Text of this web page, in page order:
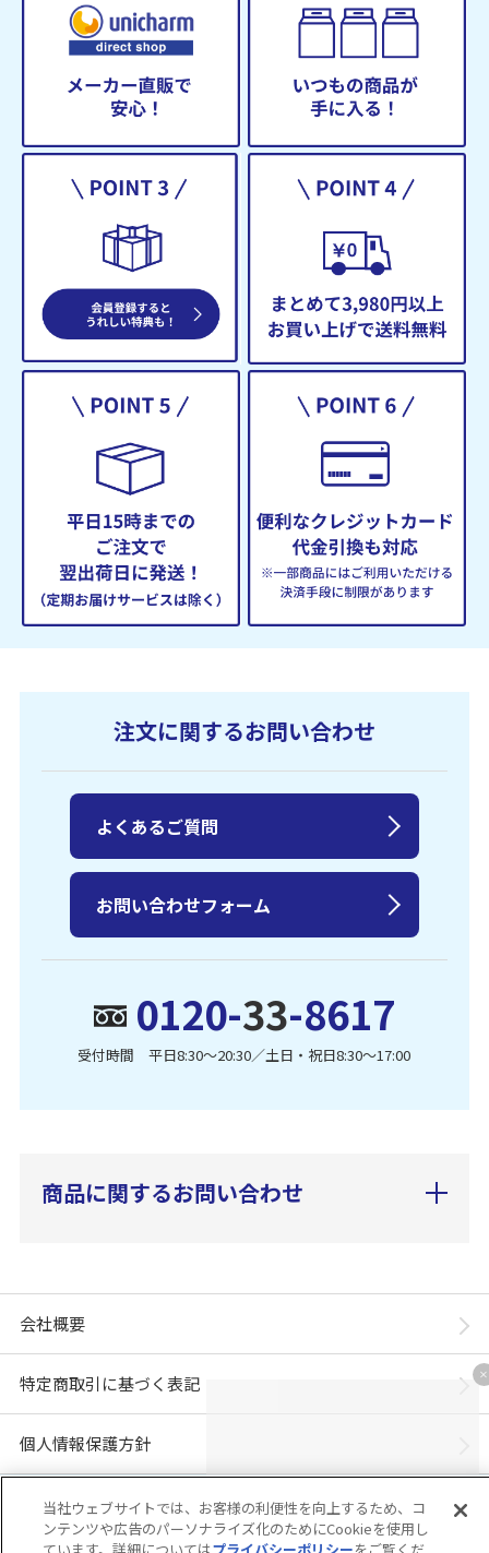
注文に関するお問い合わせ
0120-33-8617
受付時間 平日8:30〜20:30／土日・祝日8:30〜17:00
よくあるご質問
お問い合わせフォーム
商品に関するお問い合わせ
会社概要
特定商取引に基づく表記
個人情報保護方針
「ユニ・チャーム ダイレクトショップ」は、ユニ・チャーム株式会社が運営してい
ます。※当店に掲載されているコンテンツは、事前の許可が無い限り無断使用・複
製・転載を禁じます。
当社ウェブサイトでは、お客様の利便性を向上するため、コ
ンテンツや広告のパーソナライズ化のためにCookieを使用し